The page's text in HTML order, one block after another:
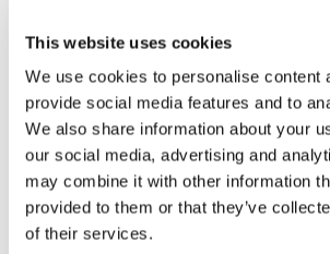
This website uses cookies
We use cookies to personalise content
provide social media features and to
We also share information about your
our social media, advertising and
may combine it with other information
provided to them or that they’ve
of their services.